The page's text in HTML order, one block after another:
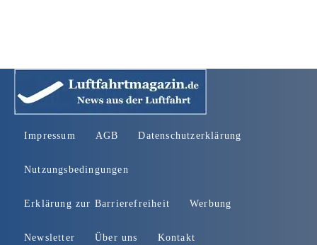
Impressum AGB Datenschutzerklärung
Nutzungsbedingungen
Erklärung zur Barrierefreiheit Werbung
Newsletter Über uns Kontakt